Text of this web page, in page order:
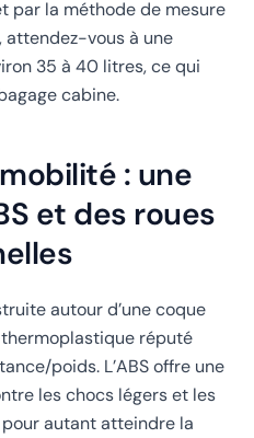
par la méthode de mesure
attendez-vous à une
35 à 40 litres, ce qui
cabine.
: une
et des roues
autour d’une coque
réputé
poids. L’ABS offre une
les chocs légers et les
autant atteindre la